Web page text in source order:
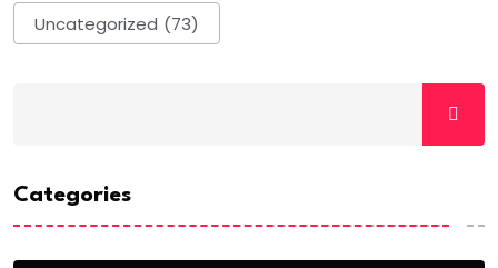
Uncategorized (73)
Categories